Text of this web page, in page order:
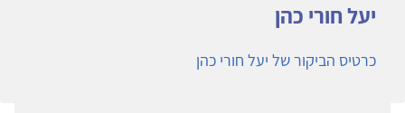
יעל חורי כהן
כרטיס הביקור של יעל חורי כהן